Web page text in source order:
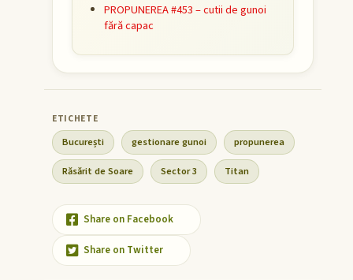
PROPUNEREA #453 – cutii de gunoi
fără capac
București gestionare gunoi propunerea
Răsărit de Soare Sector 3 Titan
Share on Facebook
Share on Twitter